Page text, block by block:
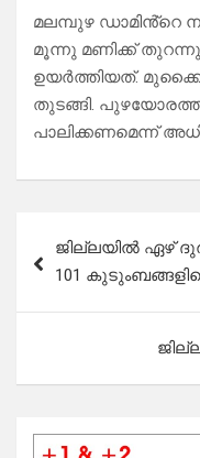
മലമ്പുഴ ഡാമിൻ്റെ
മൂന്നു മണിക്ക്
ഉയർത്തിയത്.
തുടങ്ങി.
പാലിക്കണമെന്ന്
navigation
ജില്ലയില്‍ ഏഴ്
101